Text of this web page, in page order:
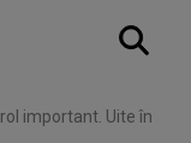
important. Uite în